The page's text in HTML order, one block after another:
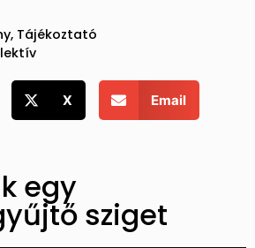
, Tájékoztató
X Email
egy
sziget